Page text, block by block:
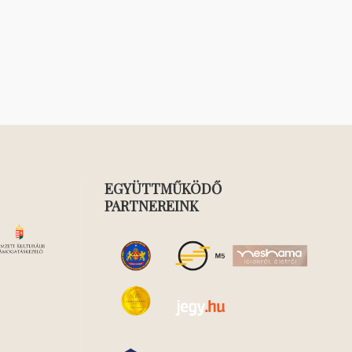
EGYÜTTMŰKÖDŐ
PARTNEREINK